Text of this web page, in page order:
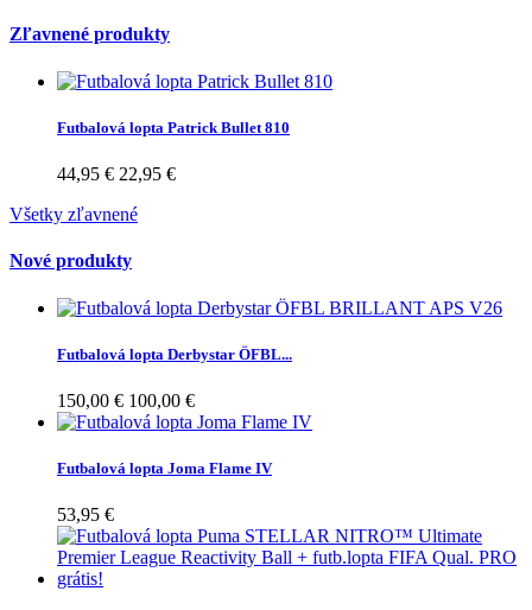
Zľavnené produkty
Futbalová lopta Patrick Bullet 810
44,95 € 22,95 €
Všetky zľavnené
Nové produkty
Futbalová lopta Derbystar ÖFBL...
150,00 € 100,00 €
Futbalová lopta Joma Flame IV
53,95 €